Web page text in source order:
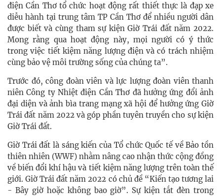
điện Cần Thơ tổ chức hoạt động rất thiết thực là đạp xe
diễu hành tại trung tâm TP Cần Thơ để nhiều người dân
được biết và cùng tham sự kiện Giờ Trái đất năm 2022.
Mong rằng qua hoạt động này, mọi người có ý thức
trong việc tiết kiệm năng lượng điện và có trách nhiệm
cùng bảo vệ môi trường sống của chúng ta”.
Trước đó, công đoàn viên và lực lượng đoàn viên thanh
niên Công ty Nhiệt điện Cần Thơ đã hưởng ứng đổi ảnh
đại diện và ảnh bìa trang mạng xã hội để hưởng ứng Giờ
Trái đất năm 2022 và góp phần tuyên truyền cho sự kiện
Giờ Trái đất.
Giờ Trái đất là sáng kiến của Tổ chức Quốc tế về Bảo tồn
thiên nhiên (WWF) nhằm nâng cao nhận thức cộng đồng
về biến đổi khí hậu và tiết kiệm năng lượng trên toàn thế
giới. Giờ Trái đất năm 2022 có chủ đề “Kiến tạo tương lai
- Bây giờ hoặc không bao giờ”. Sự kiện tắt đèn trong